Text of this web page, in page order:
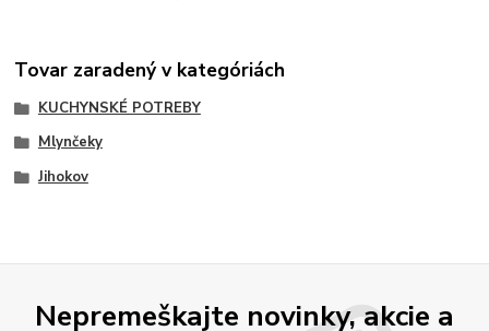
Tovar zaradený v kategóriách
KUCHYNSKÉ POTREBY
Mlynčeky
Jihokov
Nepremeškajte novinky, akcie a